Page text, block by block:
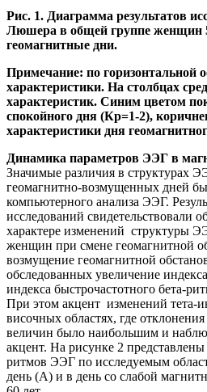
Рис. 1. Диаграмма результатов
Люшера в общей группе женщин
геомагнитные дни.
Примечание: по горизонтальной
характеристики. На столбцах
характеристик. Синим цветом
спокойного дня (Кр=1-2),
характеристики дня
Динамика параметров ЭЭГ в
Значимые различия в структурах
геомагнитно-возмущенных дней
компьютерного анализа ЭЭГ.
исследований свидетельствовали
характере изменений структуры
женщин при смене геомагнитной
возмущение геомагнитной
обследованных увеличение
индекса быстрочастотного бета-
При этом акцент изменений тета-
височных областях, где
величин было наибольшим и
акцент. На рисунке 2
ритмов ЭЭГ по исследуемым
день (А) и в день со слабой